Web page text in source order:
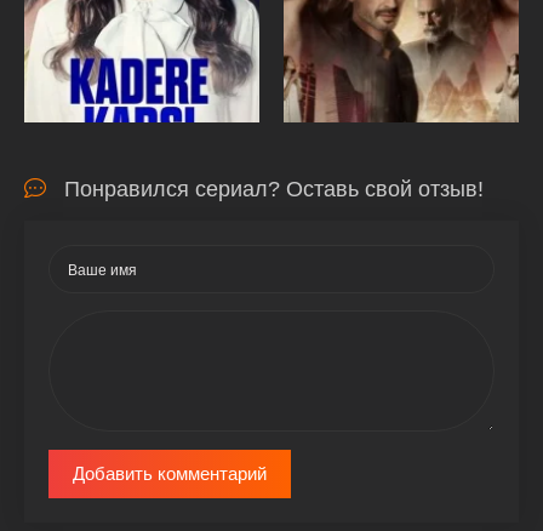
Понравился сериал? Оставь свой отзыв!
Добавить комментарий